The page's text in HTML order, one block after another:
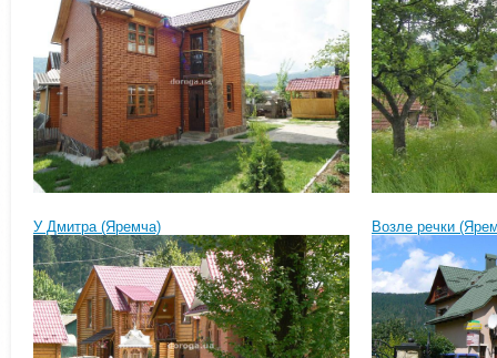
У Дмитра (Яремча) Возле речки